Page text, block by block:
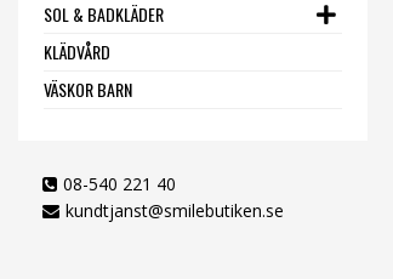
SOL & BADKLÄDER
KLÄDVÅRD
VÄSKOR BARN
08-540 221 40
kundtjanst@smilebutiken.se